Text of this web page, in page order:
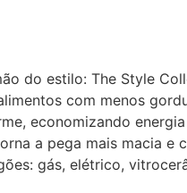
do estilo: The Style
com menos
economizando
a pega mais macia e
gás, elétrico,